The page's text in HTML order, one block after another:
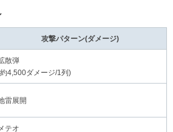
攻撃パターン(ダメージ)
散弾
4,500ダメージ/1列)
雷展開
テオ